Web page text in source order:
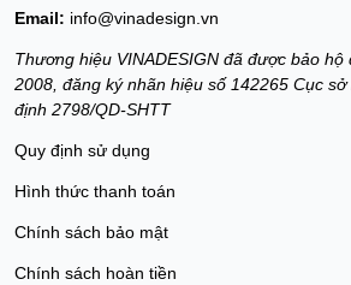
Email: info@vinadesign.vn
Thương hiệu VINADESIGN đã được bảo hộ
2008, đăng ký nhãn hiệu số 142265 Cục
định 2798/QD-SHTT
Quy định sử dụng
Hình thức thanh toán
Chính sách bảo mật
Chính sách hoàn tiền